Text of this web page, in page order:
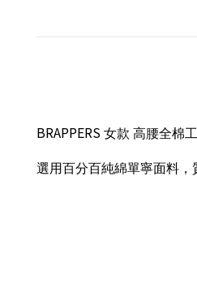
BRAPPERS女款 高腰全棉
選用百分百純綿單寧面料